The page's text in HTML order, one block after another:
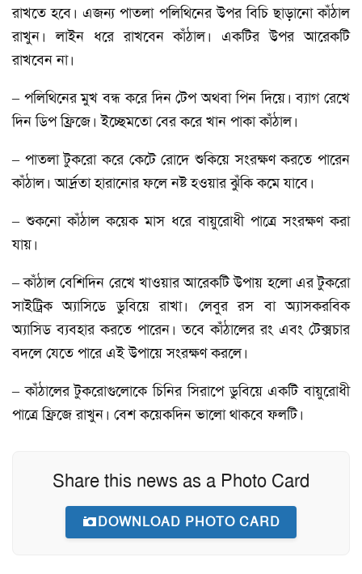
রাখতে হবে। এজন্য পাতলা পলিথিনের উপর বিচি ছাড়ানো কাঁঠাল
রাখুন। লাইন ধরে রাখবেন কাঁঠাল। একটির উপর আরেকটি
রাখবেন না।
– পলিথিনের মুখ বন্ধ করে দিন টেপ অথবা পিন দিয়ে। ব্যাগ রেখে
দিন ডিপ ফ্রিজে। ইচ্ছেমতো বের করে খান পাকা কাঁঠাল।
– পাতলা টুকরো করে কেটে রোদে শুকিয়ে সংরক্ষণ করতে পারেন
কাঁঠাল। আর্দ্রতা হারানোর ফলে নষ্ট হওয়ার ঝুঁকি কমে যাবে।
– শুকনো কাঁঠাল কয়েক মাস ধরে বায়ুরোধী পাত্রে সংরক্ষণ করা
যায়।
– কাঁঠাল বেশিদিন রেখে খাওয়ার আরেকটি উপায় হলো এর টুকরো
সাইট্রিক অ্যাসিডে ডুবিয়ে রাখা। লেবুর রস বা অ্যাসকরবিক
অ্যাসিড ব্যবহার করতে পারেন। তবে কাঁঠালের রং এবং টেক্সচার
বদলে যেতে পারে এই উপায়ে সংরক্ষণ করলে।
– কাঁঠালের টুকরোগুলোকে চিনির সিরাপে ডুবিয়ে একটি বায়ুরোধী
পাত্রে ফ্রিজে রাখুন। বেশ কয়েকদিন ভালো থাকবে ফলটি।
Share this news as a Photo Card
DOWNLOAD PHOTO CARD